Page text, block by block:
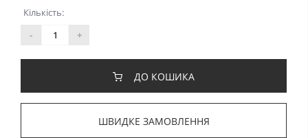
Кількість:
-
+
ДО КОШИКА
ШВИДКЕ ЗАМОВЛЕННЯ